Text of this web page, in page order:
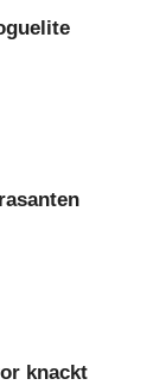
knackt